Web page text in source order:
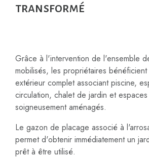
transformé
Grâce à l'intervention de l'ensemble
mobilisés, les propriétaires
extérieur complet associant piscine,
circulation, chalet de jardin et
soigneusement aménagés.
Le gazon de placage associé à
permet d'obtenir immédiatement un
prêt à être utilisé.